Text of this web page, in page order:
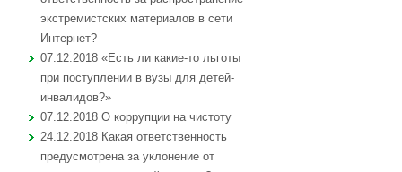
экстремистских материалов в сети
Интернет?
07.12.2018 «Есть ли какие-то льготы
при поступлении в вузы для детей-
инвалидов?»
07.12.2018 О коррупции на чистоту
24.12.2018 Какая ответственность
предусмотрена за уклонение от